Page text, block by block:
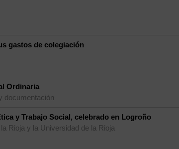
gastos de colegiación
Ordinaria
documentación
y Trabajo Social, celebrado en Logroño
Rioja y la Universidad de la Rioja